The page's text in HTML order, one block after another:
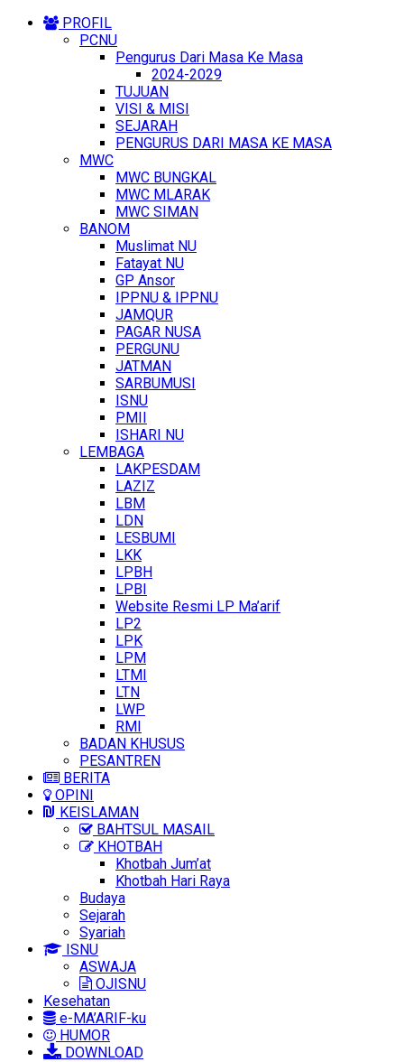
PROFIL
PCNU
Pengurus Dari Masa Ke Masa
2024-2029
TUJUAN
VISI & MISI
SEJARAH
PENGURUS DARI MASA KE MASA
MWC
MWC BUNGKAL
MWC MLARAK
MWC SIMAN
BANOM
Muslimat NU
Fatayat NU
GP Ansor
IPPNU & IPPNU
JAMQUR
PAGAR NUSA
PERGUNU
JATMAN
SARBUMUSI
ISNU
PMII
ISHARI NU
LEMBAGA
LAKPESDAM
LAZIZ
LBM
LDN
LESBUMI
LKK
LPBH
LPBI
Website Resmi LP Ma’arif
LP2
LPK
LPM
LTMI
LTN
LWP
RMI
BADAN KHUSUS
PESANTREN
BERITA
OPINI
KEISLAMAN
BAHTSUL MASAIL
KHOTBAH
Khotbah Jum’at
Khotbah Hari Raya
Budaya
Sejarah
Syariah
ISNU
ASWAJA
OJISNU
Kesehatan
e-MA’ARIF-ku
HUMOR
DOWNLOAD